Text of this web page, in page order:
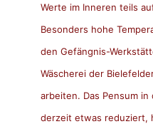
Werte im Inneren teils
Besonders hohe
den Gefängnis-
Wäscherei der
arbeiten. Das Pensum
derzeit etwas reduziert,